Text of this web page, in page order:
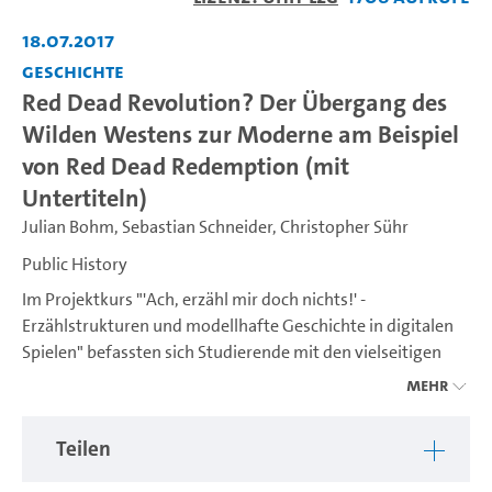
18.07.2017
Geschichte
Red Dead Revolution? Der Übergang des
Wilden Westens zur Moderne am Beispiel
von Red Dead Redemption (mit
Untertiteln)
Julian Bohm, Sebastian Schneider,Christopher Sühr
Public History
Im Projektkurs "'Ach, erzähl mir doch nichts!' -
Erzählstrukturen und modellhafte Geschichte in digitalen
Spielen" befassten sich Studierende mit den vielseitigen
Public
Inhalte, Methoden und Theorien an konkreten praktischen
Mehr
Teilen